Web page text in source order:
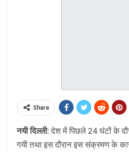
Share
नयी दिल्ली:देश में पिछले 24 घंटों के
गयी तथा इस दौरान इस संक्रमण के